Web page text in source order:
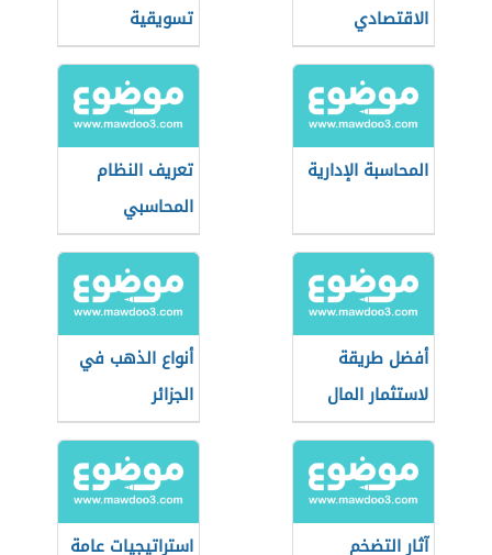
الاقتصادي
تسويقية
المحاسبة الإدارية
تعريف النظام
المحاسبي
أفضل طريقة
لاستثمار المال
أنواع الذهب في
الجزائر
آثار التضخم
استراتيجيات عامة